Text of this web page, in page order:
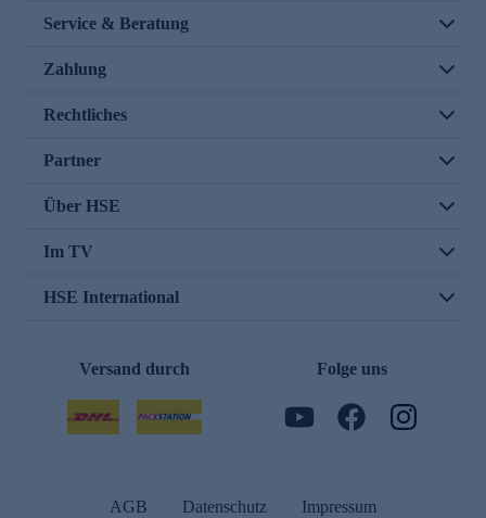
Service & Beratung
Zahlung
Rechtliches
Partner
Über HSE
Im TV
HSE International
Versand durch Folge uns
AGB Datenschutz Impressum